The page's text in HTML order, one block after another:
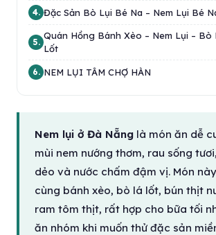
4. Đặc Sản Bò Lụi Bé Na – Nem Lụi Bé
5.
Quán Hồng Bánh Xèo – Nem Lụi – Bò
Lốt
6. NEM LỤI TÂM CHỢ HÀN
Nem lụi ở Đà Nẵng là món ăn dễ
mùi nem nướng thơm, rau sống
dẻo và nước chấm đậm vị. Món
cùng bánh xèo, bò lá lốt, bún thịt
ram tôm thịt, rất hợp cho bữa tối
ăn nhóm khi muốn thử đặc sản